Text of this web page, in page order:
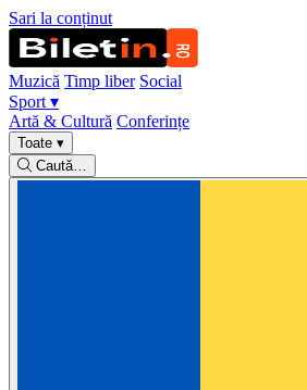
Sari la conținut
Muzică Timp liber Social
Sport ▾
Artă & Cultură Conferințe
Toate ▾
Caută…